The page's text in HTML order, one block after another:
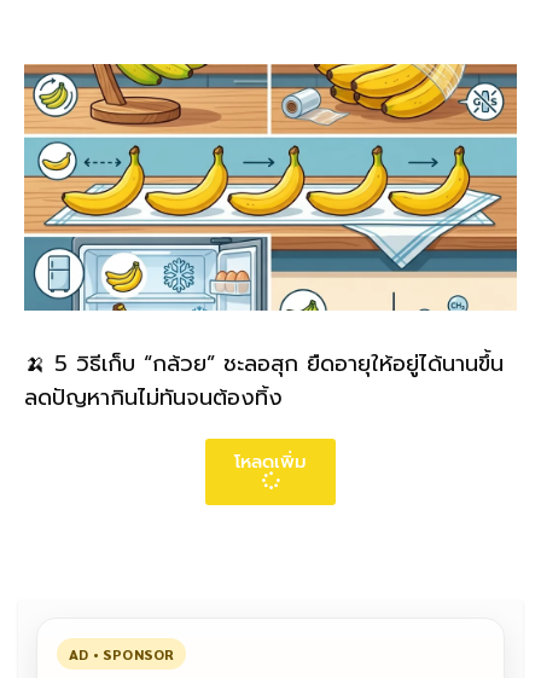
🍌 5 วิธีเก็บ “กล้วย” ชะลอสุก ยืดอายุให้อยู่ได้นานขึ้น
ลดปัญหากินไม่ทันจนต้องทิ้ง
โหลดเพิ่ม
AD • SPONSOR